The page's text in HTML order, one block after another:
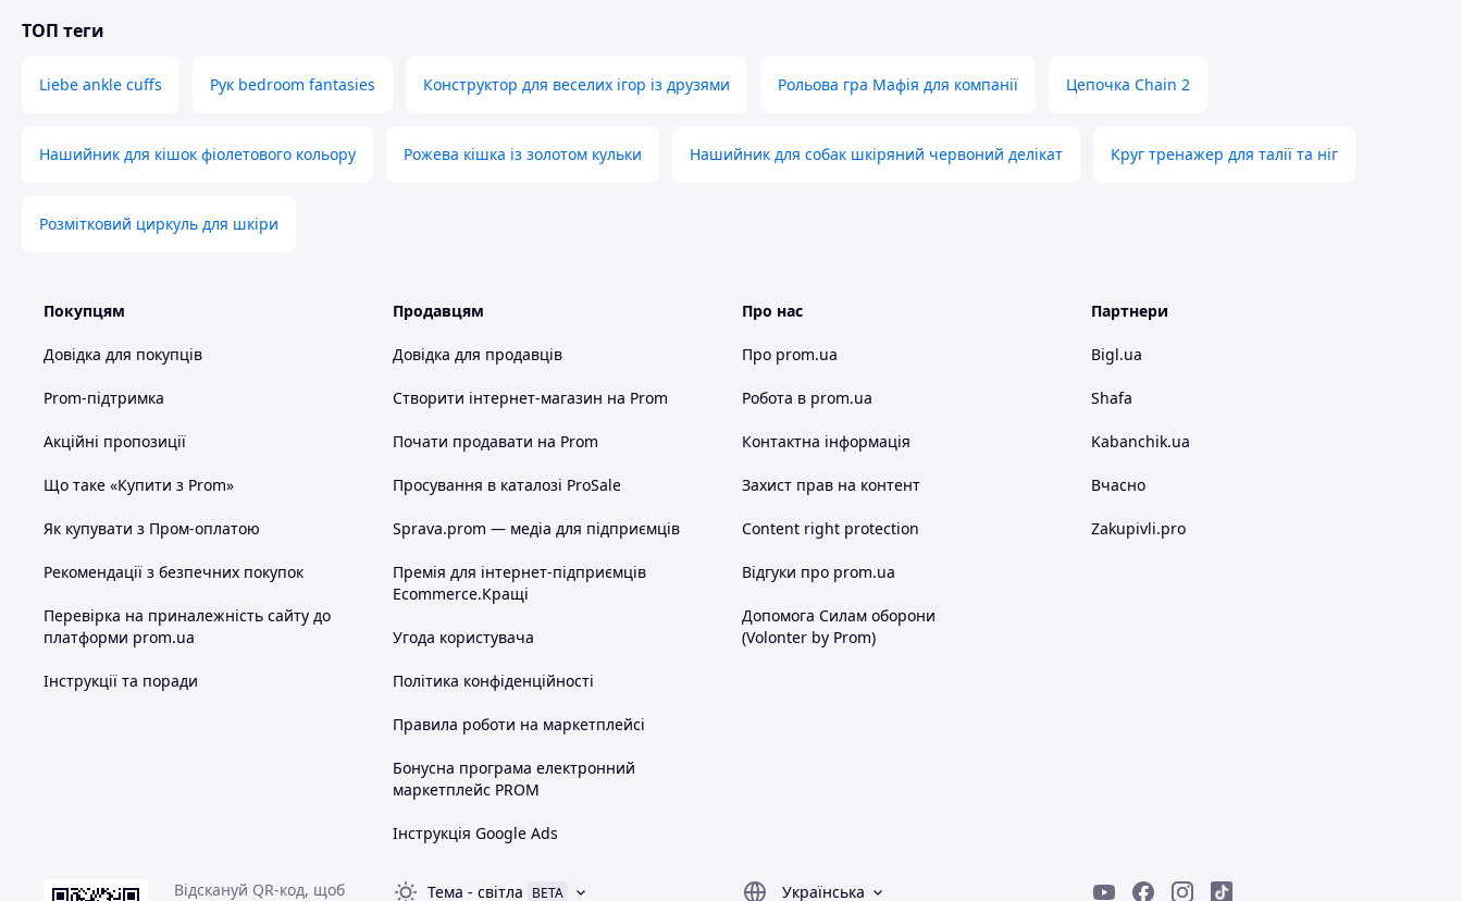
ТОП теги
Liebe ankle cuffs Рук bedroom fantasies Конструктор для веселих ігор із друзями Рольова гра Мафія для компанії Цепочка Chain 2
Нашийник для кішок фіолетового кольору Рожева кішка із золотом кульки Нашийник для собак шкіряний червоний делікат Круг тренажер для талії та ніг
Розмітковий циркуль для шкіри
Покупцям
Довідка для покупців
Prom-підтримка
Акційні пропозиції
Що таке «Купити з Prom»
Як купувати з Пром-оплатою
Рекомендації з безпечних покупок
Перевірка на приналежність сайту до
платформи prom.ua
Інструкції та поради
Продавцям
Довідка для продавців
Створити інтернет-магазин на Prom
Почати продавати на Prom
Просування в каталозі ProSale
Sprava.prom — медіа для підприємців
Премія для інтернет-підприємців
Ecommerce.Кращі
Угода користувача
Політика конфіденційності
Правила роботи на маркетплейсі
Бонусна програма електронний
маркетплейс PROM
Інструкція Google Ads
Про нас
Про prom.ua
Робота в prom.ua
Контактна інформація
Захист прав на контент
Content right protection
Відгуки про prom.ua
Допомога Силам оборони
(Volonter by Prom)
Партнери
Bigl.ua
Shafa
Kabanchik.ua
Вчасно
Zakupivli.pro
Відскануй QR-код, щоб Тема - світла BETA Українська